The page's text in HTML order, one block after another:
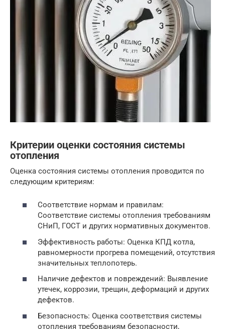
Критерии оценки состояния системы
отопления
Оценка состояния системы отопления проводится по
следующим критериям:
Соответствие нормам и правилам:
Соответствие системы отопления требованиям
СНиП, ГОСТ и других нормативных документов.
Эффективность работы: Оценка КПД котла,
равномерности прогрева помещений, отсутствия
значительных теплопотерь.
Наличие дефектов и повреждений: Выявление
утечек, коррозии, трещин, деформаций и других
дефектов.
Безопасность: Оценка соответствия системы
отопления требованиям безопасности,